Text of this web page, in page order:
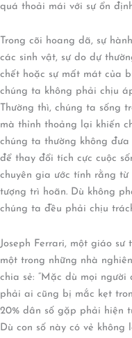
quá thoải mái với sự ổn
Trong cõi hoang dã, sự
các sinh vật, sự do dự
chết hoặc sự mất mát của
chúng ta không phải chịu
Thường thì, chúng ta sống
mà thỉnh thoảng lại khiến
chúng ta thường không
để thay đổi tích cực cuộc
chuyên gia ước tính rằng từ
tượng trì hoãn. Dù không
chúng ta đều phải chịu
Joseph Ferrari, một giáo
một trong những nhà
chia sẻ: “Mặc dù mọi
phải ai cũng bị mắc kẹt
20% dân số gặp phải hiện
Dù con số này có vẻ không